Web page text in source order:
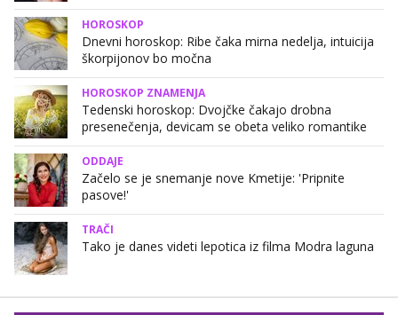
HOROSKOP
Dnevni horoskop: Ribe čaka mirna nedelja, intuicija
škorpijonov bo močna
HOROSKOP ZNAMENJA
Tedenski horoskop: Dvojčke čakajo drobna
presenečenja, devicam se obeta veliko romantike
ODDAJE
Začelo se je snemanje nove Kmetije: 'Pripnite
pasove!'
TRAČI
Tako je danes videti lepotica iz filma Modra laguna